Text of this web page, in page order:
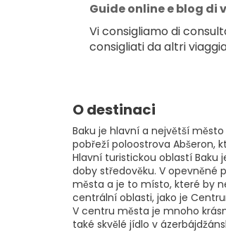
Guide online e blog
Vi consigliamo di
consigliati da altri
O destinaci
Baku je hlavní a největší
pobřeží poloostrova Abšeron,
Hlavní turistickou oblastí Baku
doby středověku. V opevněné
města a je to místo, které by
centrální oblasti, jako je
V centru města je mnoho
také skvělé jídlo v